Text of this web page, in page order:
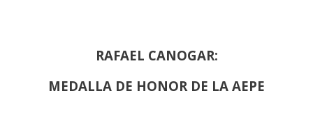
RAFAEL CANOGAR:
MEDALLA DE HONOR DE LA AEPE